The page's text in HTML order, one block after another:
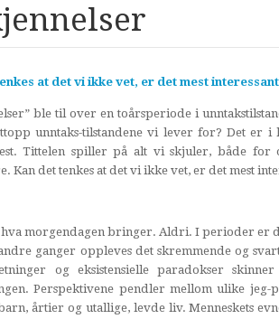
at det vi ikke vet, er det mest
ble til over en toårsperiode i
unntaks-tilstandene vi lever for? Det er
Tittelen spiller på alt vi skjuler, både for
Kan det tenkes at det vi ikke vet, er det mest
hva morgendagen bringer. Aldri. I perioder er
ganger oppleves det skremmende og
og eksistensielle paradokser
Perspektivene pendler mellom ulike jeg-
årtier og utallige, levde liv. Menneskets